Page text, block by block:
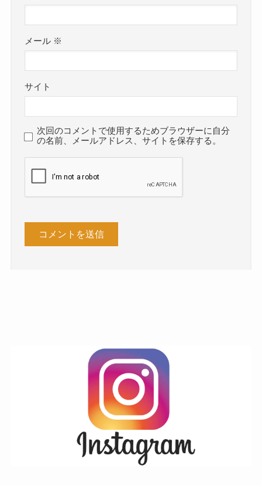
メール ※
サイト
次回のコメントで使用するためブラウザーに自分
の名前、メールアドレス、サイトを保存する。